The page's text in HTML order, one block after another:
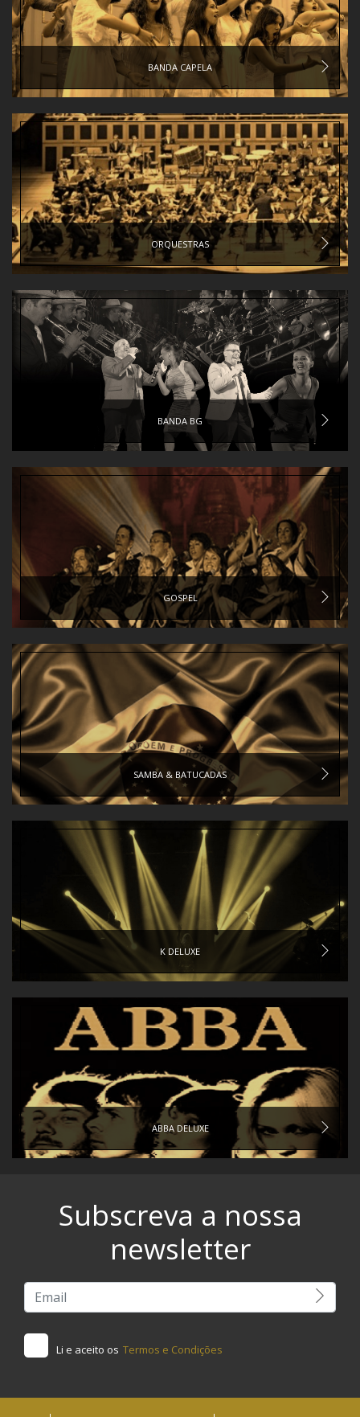
BANDA CAPELA
ORQUESTRAS
BANDA BG
GOSPEL
SAMBA & BATUCADAS
K DELUXE
ABBA DELUXE
Subscreva a nossa
newsletter
Li e aceito os Termos e Condições